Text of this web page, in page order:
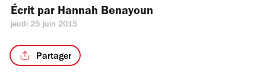
Écrit par Hannah Benayoun
jeudi 25 juin 2015
Partager